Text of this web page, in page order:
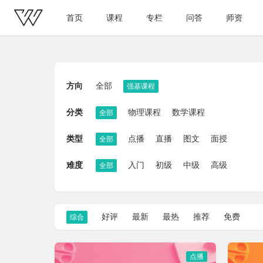
首页 课程 专栏 问答 师资
方向 全部 强基课程
分类 全部 物理课程 数学课程
类型 全部 点播 直播 图文 面授
难度 全部 入门 初级 中级 高级
综合 好评 最新 最热 推荐 免费
点播